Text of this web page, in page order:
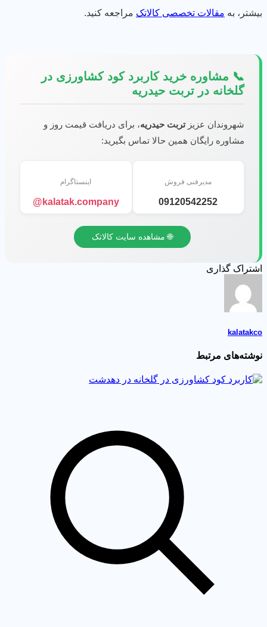
به مقالات تخصصی کالاتکمراجعه کنید.
📞 مشاوره خرید کاربرد کود کشاورزی در
گلخانه در تربت حیدریه
شهروندان عزیز تربت حیدریه، برای دریافت قیمت روز و
مشاوره رایگان همین حالا تماس بگیرید:
مدیرفنی فروش
09120542252
اینستاگرام
kalatak.company@
🌐 مشاهده سایت کالاتک
گذاری
مرتبط